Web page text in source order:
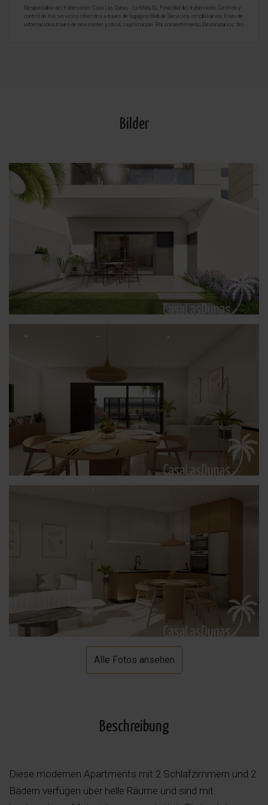
Responsable del tratamiento: Casa Las Dunas - La Mata SL, Finalidad del tratamiento: Gestión y
control de los servicios ofrecidos a través de la página Web de Servicios inmobiliarios, Envío de
información a traves de newsletter y otros, Legitimación: Por consentimiento, Destinatarios: No
Bilder
Alle Fotos ansehen
Beschreibung
Diese modernen Apartments mit 2 Schlafzimmern und 2
Bädern verfügen über helle Räume und sind mit